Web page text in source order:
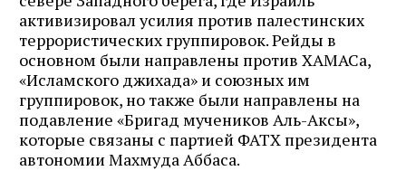
активизировал усилия против палестинских
террористических группировок. Рейды в
основном были направлены против ХАМАСа,
«Исламского джихада» и союзных им
группировок, но также были направлены на
подавление «Бригад мучеников Аль-Аксы»,
которые связаны с партией ФАТХ президента
автономии Махмуда Аббаса.